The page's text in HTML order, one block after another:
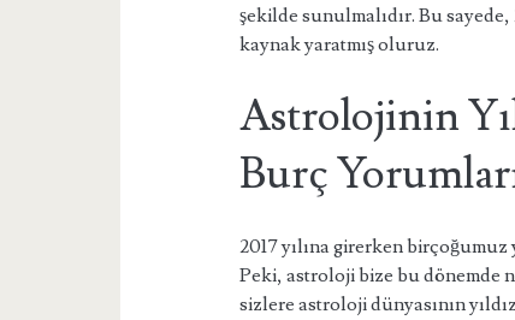
şekilde sunulmalıdır. Bu
kaynak yaratmış oluruz.
Astrolojinin
Burç
2017 yılına girerken
Peki, astroloji bize bu dönemde
sizlere astroloji dünyasının